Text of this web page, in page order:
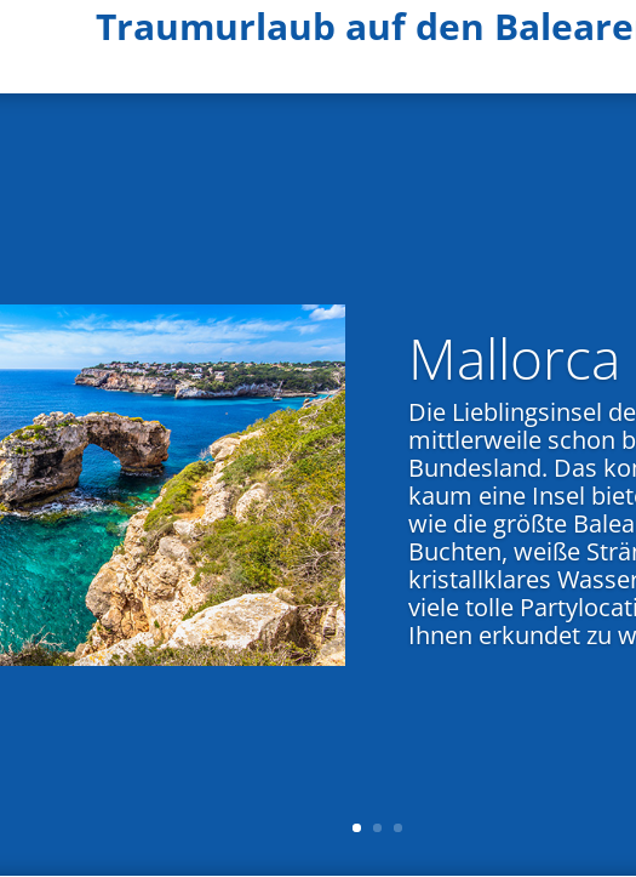
Traumurlaub auf den
Mallorca
Die Lieblingsinsel
mittlerweile schon
Bundesland. Das
kaum eine Insel
wie die größte
Buchten, weiße
kristallklares
viele tolle
Ihnen erkundet zu